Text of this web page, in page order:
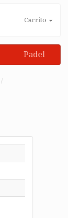
Carrito
Padel